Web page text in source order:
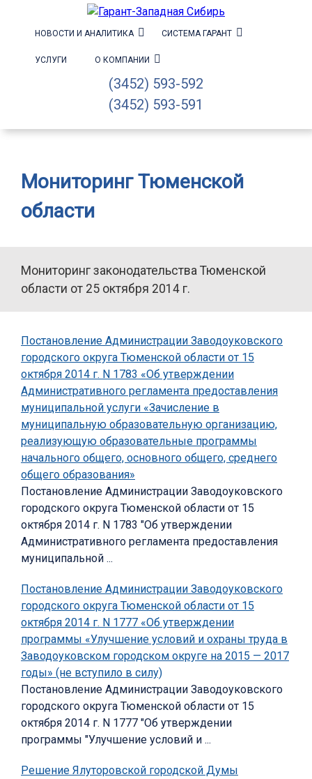
НОВОСТИ И АНАЛИТИКА СИСТЕМА ГАРАНТ
УСЛУГИ О КОМПАНИИ
(3452) 593-592
(3452) 593-591
Мониторинг Тюменской
области
Мониторинг законодательства Тюменской
области от 25 октября 2014 г.
Постановление Администрации Заводоуковского
городского округа Тюменской области от 15
октября 2014 г. N 1783 «Об утверждении
Административного регламента предоставления
муниципальной услуги «Зачисление в
муниципальную образовательную организацию,
реализующую образовательные программы
начального общего, основного общего, среднего
общего образования»
Постановление Администрации Заводоуковского
городского округа Тюменской области от 15
октября 2014 г. N 1783 "Об утверждении
Административного регламента предоставления
муниципальной ...
Постановление Администрации Заводоуковского
городского округа Тюменской области от 15
октября 2014 г. N 1777 «Об утверждении
программы «Улучшение условий и охраны труда в
Заводоуковском городском округе на 2015 — 2017
годы» (не вступило в силу)
Постановление Администрации Заводоуковского
городского округа Тюменской области от 15
октября 2014 г. N 1777 "Об утверждении
программы "Улучшение условий и ...
Решение Ялуторовской городской Думы